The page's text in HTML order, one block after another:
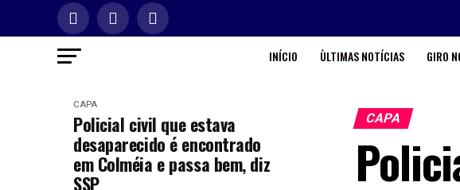
INÍCIO ÙLTIMAS NOTÍCIAS GIRO
CAPA
Policial civil que estava
desaparecido é encontrado
em Colméia e passa bem, diz
SSP
CAPA